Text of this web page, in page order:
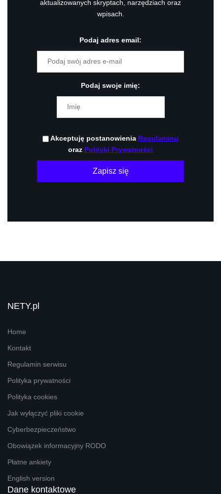
aktualizowanych skryptach, narzędziach oraz
wpisach.
Podaj adres email:
Podaj swoje imię:
Akceptuję postanowienia Regulaminu
oraz Polityki Prywatności
Zapisz się
NETY.pl
Home
Kontakt
Regulamin serwisu
Polityka prywatności
Polityka cookies
Jak wyłączyć pliki cookie
Cyberbezpieczeństwo
Obowiązek informacyjny RODO
Płatne ankiety
English version
Dane kontaktowe